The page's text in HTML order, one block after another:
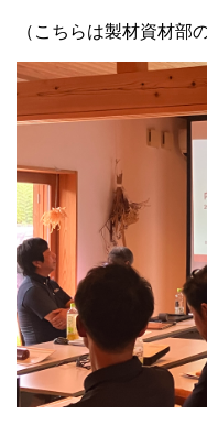
（こちらは製材資材